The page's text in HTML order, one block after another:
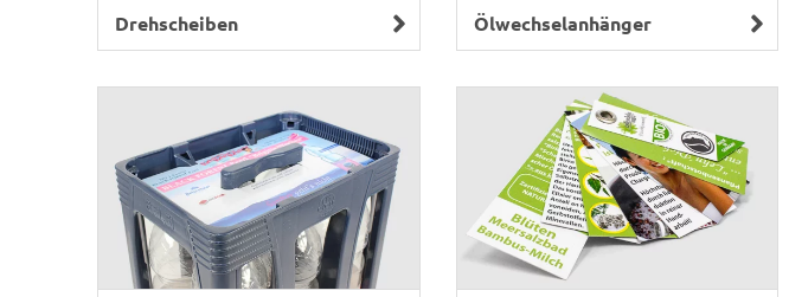
Drehscheiben Ölwechselanhänger